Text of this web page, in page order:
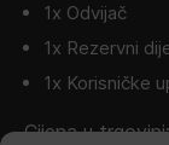
1x Odvijač
1x Rezervni
1x Korisničke
Cijena u